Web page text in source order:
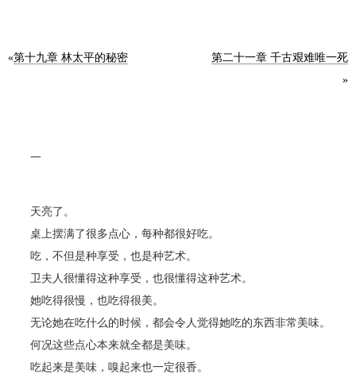
«第十九章 林太平的秘密
第二十一章 千古艰难唯一死
»
一
天亮了。
桌上摆满了很多点心，每种都很好吃。
吃，不但是种享受，也是种艺术。
卫夫人很懂得这种享受，也很懂得这种艺术。
她吃得很慢，也吃得很美。
无论她在吃什么的时候，都会令人觉得她吃的东西非常美味。
何况这些点心本来就全都是美味。
吃起来是美味，嗅起来也一定很香。